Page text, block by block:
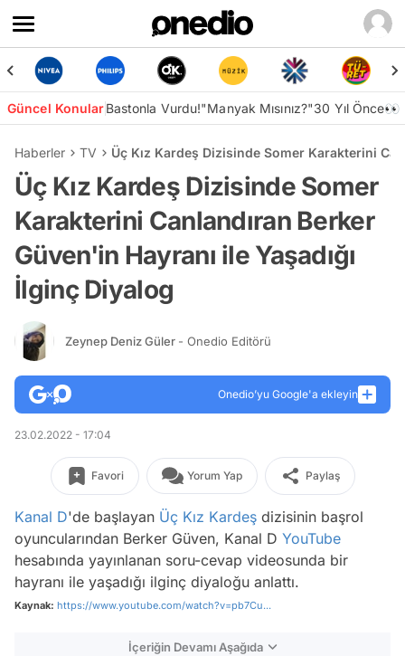
Güncel KonularBastonla Vurdu!"Manyak Mısınız?"30 Yıl Önce👀
Haberler TV Üç Kız Kardeş Dizisinde Somer Karakterini
Üç Kız Kardeş Dizisinde Somer
Karakterini Canlandıran Berker
Güven'in Hayranı ile Yaşadığı
İlginç Diyalog
Zeynep Deniz Güler - Onedio Editörü
Onedio’yu Google'a ekleyin
23.02.2022 - 17:04
Favori Yorum Yap Paylaş
Kanal D'de başlayan Üç Kız Kardeş dizisinin başrol
oyuncularından Berker Güven, Kanal D YouTube
hesabında yayınlanan soru-cevap videosunda bir
hayranı ile yaşadığı ilginç diyaloğu anlattı.
Kaynak: https://www.youtube.com/watch?v=pb7Cu...
İçeriğin Devamı Aşağıda